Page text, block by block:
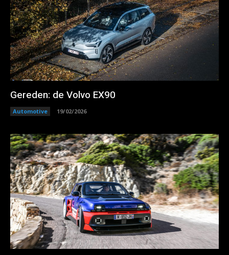
Gereden: de Volvo EX90
Automotive 19/02/2026